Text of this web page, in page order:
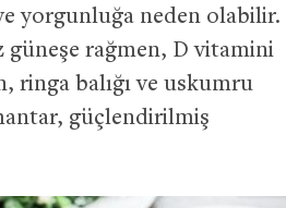
yorgunluğa neden olabilir.
güneşe rağmen, D vitamini
ringa balığı ve uskumru
güçlendirilmiş